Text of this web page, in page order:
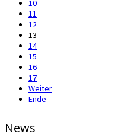
10
11
12
13
14
15
16
17
Weiter
Ende
News